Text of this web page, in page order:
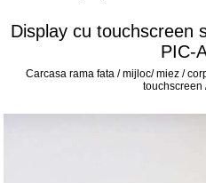
Display cu touchscreen
PIC-
Carcasa rama fata / mijloc/ miez /
touchscreen